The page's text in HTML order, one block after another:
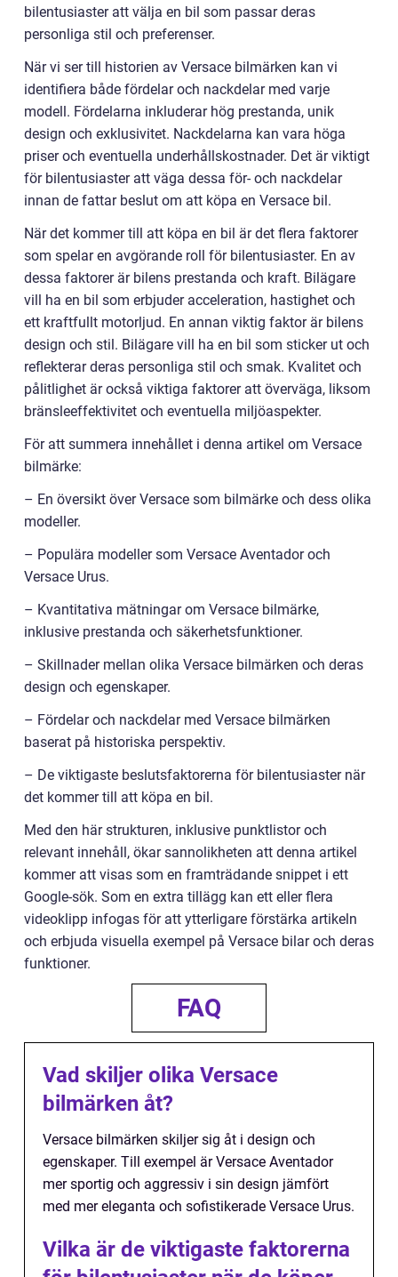
bilentusiaster att välja en bil som passar deras
personliga stil och preferenser.
När vi ser till historien av Versace bilmärken kan vi
identifiera både fördelar och nackdelar med varje
modell. Fördelarna inkluderar hög prestanda, unik
design och exklusivitet. Nackdelarna kan vara höga
priser och eventuella underhållskostnader. Det är viktigt
för bilentusiaster att väga dessa för- och nackdelar
innan de fattar beslut om att köpa en Versace bil.
När det kommer till att köpa en bil är det flera faktorer
som spelar en avgörande roll för bilentusiaster. En av
dessa faktorer är bilens prestanda och kraft. Bilägare
vill ha en bil som erbjuder acceleration, hastighet och
ett kraftfullt motorljud. En annan viktig faktor är bilens
design och stil. Bilägare vill ha en bil som sticker ut och
reflekterar deras personliga stil och smak. Kvalitet och
pålitlighet är också viktiga faktorer att överväga, liksom
bränsleeffektivitet och eventuella miljöaspekter.
För att summera innehållet i denna artikel om Versace
bilmärke:
– En översikt över Versace som bilmärke och dess olika
modeller.
– Populära modeller som Versace Aventador och
Versace Urus.
– Kvantitativa mätningar om Versace bilmärke,
inklusive prestanda och säkerhetsfunktioner.
– Skillnader mellan olika Versace bilmärken och deras
design och egenskaper.
– Fördelar och nackdelar med Versace bilmärken
baserat på historiska perspektiv.
– De viktigaste beslutsfaktorerna för bilentusiaster när
det kommer till att köpa en bil.
Med den här strukturen, inklusive punktlistor och
relevant innehåll, ökar sannolikheten att denna artikel
kommer att visas som en framträdande snippet i ett
Google-sök. Som en extra tillägg kan ett eller flera
videoklipp infogas för att ytterligare förstärka artikeln
och erbjuda visuella exempel på Versace bilar och deras
funktioner.
FAQ
Vad skiljer olika Versace
bilmärken åt?
Versace bilmärken skiljer sig åt i design och
egenskaper. Till exempel är Versace Aventador
mer sportig och aggressiv i sin design jämfört
med mer eleganta och sofistikerade Versace Urus.
Vilka är de viktigaste faktorerna